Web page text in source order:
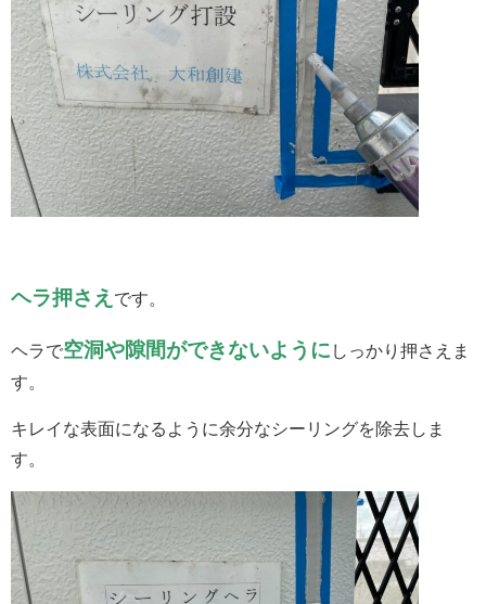
ヘラ押さえ です。
ヘラで空洞や隙間ができないように しっかり押さえま
す。
キレイな表面になるように余分なシーリングを除去しま
す。